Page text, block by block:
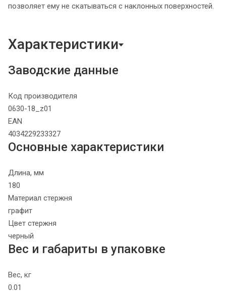
позволяет ему не скатываться с наклонных поверхностей.
Характеристики
Заводские данные
Код производителя
0630-18_z01
EAN
4034229233327
Основные характеристики
Длина, мм
180
Материал стержня
графит
Цвет стержня
черный
Вес и габариты в упаковке
Вес, кг
0.01